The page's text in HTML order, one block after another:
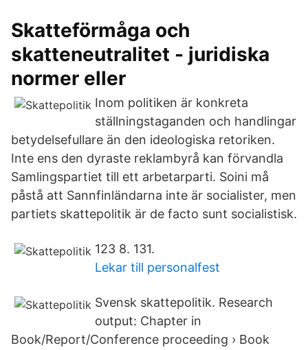
Skatteförmåga och
skatteneutralitet - juridiska
normer eller
Inom politiken är konkreta
ställningstaganden och handlingar
betydelsefullare än den ideologiska retoriken.
Inte ens den dyraste reklambyrå kan förvandla
Samlingspartiet till ett arbetarparti. Soini må
påstå att Sannfinländarna inte är socialister, men
partiets skattepolitik är de facto sunt socialistisk.
123 8. 131.
Lekar till personalfest
Svensk skattepolitik. Research
output: Chapter in
Book/Report/Conference proceeding › Book